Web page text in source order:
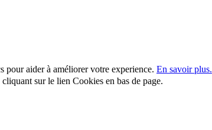
pour aider à améliorer votre experience. En savoir plus.
sur le lien Cookies en bas de page.